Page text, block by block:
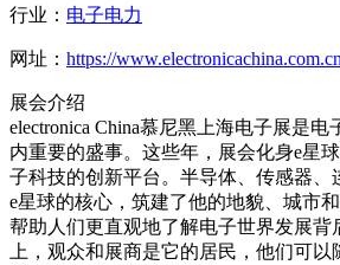
行业： 电子电力
网址： https://www.electronicachina.com.cn
展会介绍
electronica China慕尼黑上海电子展是
内重要的盛事。这些年，展会化身e星
子科技的创新平台。半导体、传感器、
e星球的核心，筑建了他的地貌、城市
帮助人们更直观地了解电子世界发展背
上，观众和展商是它的居民，他们可